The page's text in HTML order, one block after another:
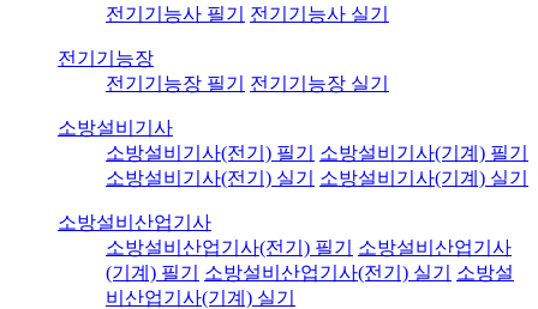
전기기능사 필기
전기기능사 실기
전기기능장
전기기능장 필기
전기기능장 실기
소방설비기사
소방설비기사(전기) 필기
소방설비기사(기계) 필기
소방설비기사(전기) 실기
소방설비기사(기계) 실기
소방설비산업기사
소방설비산업기사(전기) 필기
소방설비산업기사
(기계) 필기
소방설비산업기사(전기) 실기
소방설
비산업기사(기계) 실기